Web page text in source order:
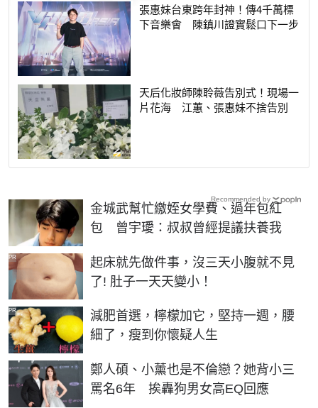
張惠妹台東跨年封神！傳4千萬標
下音樂會 陳鎮川證實鬆口下一步
天后化妝師陳聆薇告別式！現場一
片花海 江蕙、張惠妹不捨告別
金城武幫忙繳姪女學費、過年包紅
包 曾宇璦：叔叔曾經提議扶養我
起床就先做件事，沒三天小腹就不見
了! 肚子一天天變小！
PR
減肥首選，檸檬加它，堅持一週，腰
細了，瘦到你懷疑人生
PR
鄭人碩、小薰也是不倫戀？她背小三
罵名6年 挨轟狗男女高EQ回應
Recommended by